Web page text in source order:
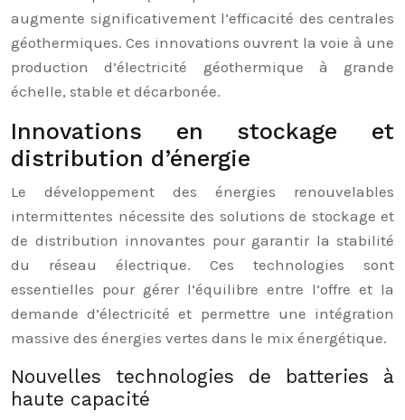
augmente significativement l’efficacité des centrales
géothermiques. Ces innovations ouvrent la voie à une
production d’électricité géothermique à grande
échelle, stable et décarbonée.
Innovations en stockage et
distribution d’énergie
Le développement des énergies renouvelables
intermittentes nécessite des solutions de stockage et
de distribution innovantes pour garantir la stabilité
du réseau électrique. Ces technologies sont
essentielles pour gérer l’équilibre entre l’offre et la
demande d’électricité et permettre une intégration
massive des énergies vertes dans le mix énergétique.
Nouvelles technologies de batteries à
haute capacité